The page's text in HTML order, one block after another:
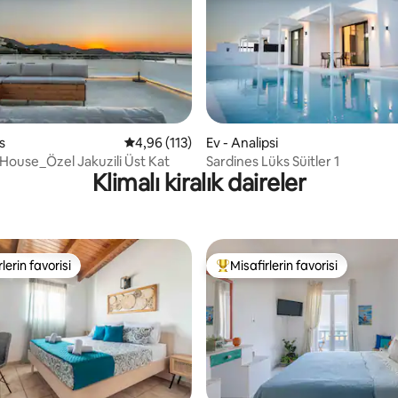
puan, 200 değerlendirme5 üzerinden ortalama 4,96 puan, 113
4,96 (113)
Jakuzili Üst Kat
Ev - Analipsi
Sardines Lüks Süitler 1
Klimalı kiralık daireler
favorilerinden en beğenilenler arasında
favorisi Misafirlerin favorilerinden en
Misafirlerin favorisi